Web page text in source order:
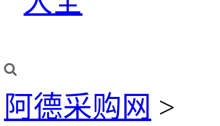
阿德采购网 >